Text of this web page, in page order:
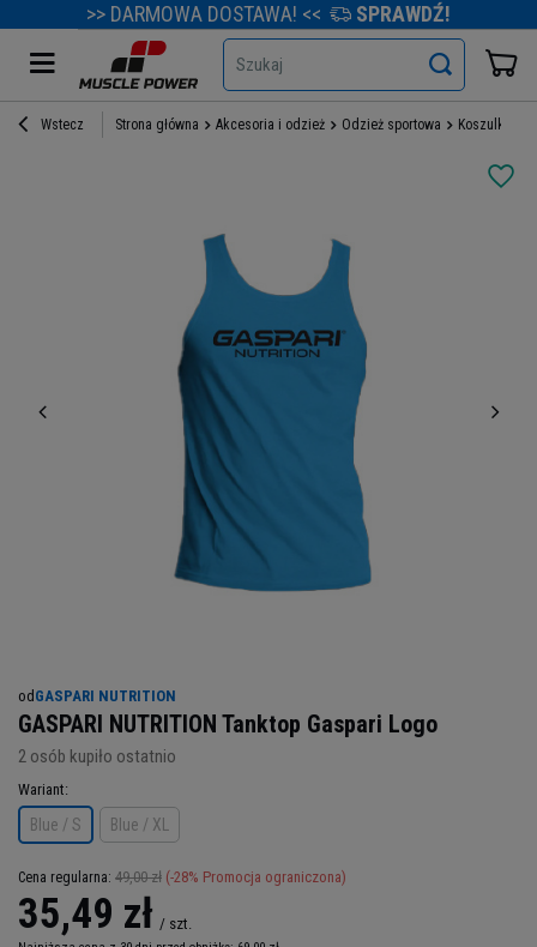
>> DARMOWA DOSTAWA! << SPRAWDŹ!
Szukaj
Wstecz Strona główna Akcesoria i odzież Odzież sportowa Koszulki i T-
od GASPARI NUTRITION
GASPARI NUTRITION Tanktop Gaspari Logo
2 osób kupiło ostatnio
Wariant
Blue / S Blue / XL
Cena regularna: 49,00 zł (-28% Promocja ograniczona)
35,49 zł / szt.